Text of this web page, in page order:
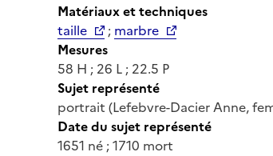
Matériaux et techniques
taille
; marbre
Mesures
58 H ; 26 L ; 22.5 P
Sujet représenté
portrait (Lefebvre-Dacier Anne,
Date du sujet représenté
1651 né ; 1710 mort